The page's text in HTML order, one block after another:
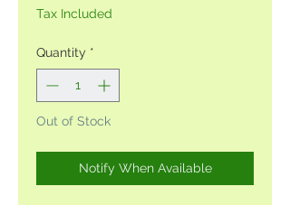
Tax Included
Quantity *
Out of Stock
Notify When Available